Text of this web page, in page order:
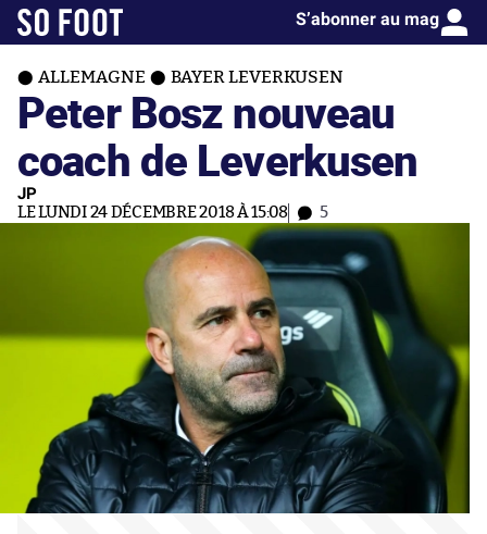
S’abonner au mag
ALLEMAGNE BAYER LEVERKUSEN
Peter Bosz nouveau
coach de Leverkusen
JP
LE LUNDI 24 DÉCEMBRE 2018 À 15:08 5